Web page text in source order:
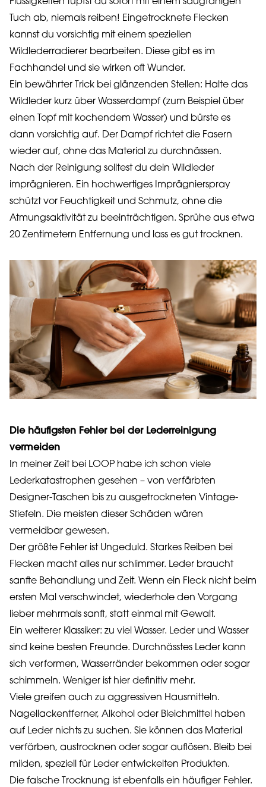
Tuch ab, niemals reiben! Eingetrocknete Flecken
kannst du vorsichtig mit einem speziellen
Wildlederradierer bearbeiten. Diese gibt es im
Fachhandel und sie wirken oft Wunder.
Ein bewährter Trick bei glänzenden Stellen: Halte das
Wildleder kurz über Wasserdampf (zum Beispiel über
einen Topf mit kochendem Wasser) und bürste es
dann vorsichtig auf. Der Dampf richtet die Fasern
wieder auf, ohne das Material zu durchnässen.
Nach der Reinigung solltest du dein Wildleder
imprägnieren. Ein hochwertiges Imprägnierspray
schützt vor Feuchtigkeit und Schmutz, ohne die
Atmungsaktivität zu beeinträchtigen. Sprühe aus etwa
20 Zentimetern Entfernung und lass es gut trocknen.
Die häufigsten Fehler bei der Lederreinigung
vermeiden
In meiner Zeit bei LOOP habe ich schon viele
Lederkatastrophen gesehen – von verfärbten
Designer-Taschen bis zu ausgetrockneten Vintage-
Stiefeln. Die meisten dieser Schäden wären
vermeidbar gewesen.
Der größte Fehler ist Ungeduld. Starkes Reiben bei
Flecken macht alles nur schlimmer. Leder braucht
sanfte Behandlung und Zeit. Wenn ein Fleck nicht beim
ersten Mal verschwindet, wiederhole den Vorgang
lieber mehrmals sanft, statt einmal mit Gewalt.
Ein weiterer Klassiker: zu viel Wasser. Leder und Wasser
sind keine besten Freunde. Durchnässtes Leder kann
sich verformen, Wasserränder bekommen oder sogar
schimmeln. Weniger ist hier definitiv mehr.
Viele greifen auch zu aggressiven Hausmitteln.
Nagellackentferner, Alkohol oder Bleichmittel haben
auf Leder nichts zu suchen. Sie können das Material
verfärben, austrocknen oder sogar auflösen. Bleib bei
milden, speziell für Leder entwickelten Produkten.
Die falsche Trocknung ist ebenfalls ein häufiger Fehler.